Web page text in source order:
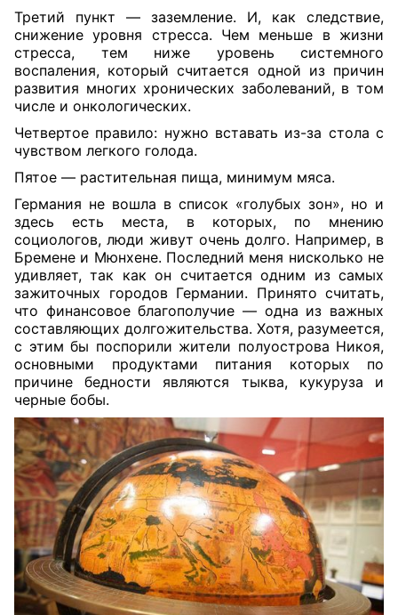
Третий пункт — заземление. И, как следствие,
снижение уровня стресса. Чем меньше в жизни
стресса, тем ниже уровень системного
воспаления, который считается одной из причин
развития многих хронических заболеваний, в том
числе и онкологических.
Четвертое правило: нужно вставать из-за стола с
чувством легкого голода.
Пятое — растительная пища, минимум мяса.
Германия не вошла в список «голубых зон», но и
здесь есть места, в которых, по мнению
социологов, люди живут очень долго. Например, в
Бремене и Мюнхене. Последний меня нисколько не
удивляет, так как он считается одним из самых
зажиточных городов Германии. Принято считать,
что финансовое благополучие — одна из важных
составляющих долгожительства. Хотя, разумеется,
с этим бы поспорили жители полуострова Никоя,
основными продуктами питания которых по
причине бедности являются тыква, кукуруза и
черные бобы.